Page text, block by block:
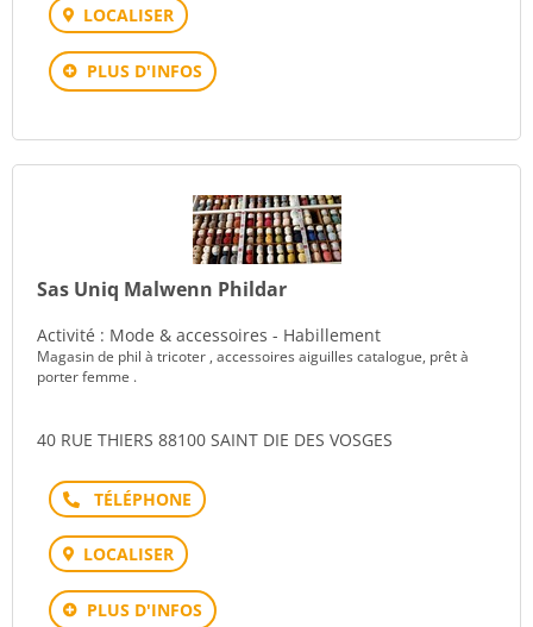
LOCALISER
PLUS D'INFOS
Sas Uniq Malwenn Phildar
Activité : Mode & accessoires - Habillement
Magasin de phil à tricoter , accessoires aiguilles catalogue, prêt à
porter femme .
40 RUE THIERS 88100 SAINT DIE DES VOSGES
Téléphone
LOCALISER
PLUS D'INFOS